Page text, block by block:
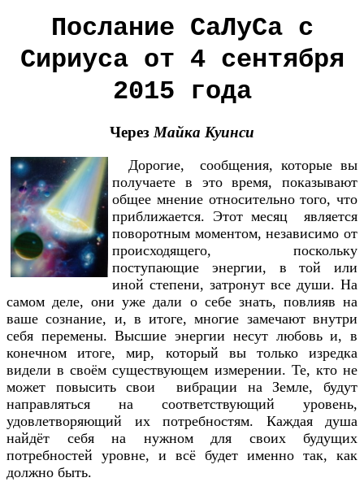
Послание СаЛуСа с
Сириуса от 4 сентября
2015 года
ЧерезМайка Куинси
Дорогие, сообщения, которые вы
получаете в это время, показывают
общее мнение относительно того, что
приближается. Этот месяц является
поворотным моментом, независимо от
происходящего, поскольку
поступающие энергии, в той или
иной степени, затронут все души. На
самом деле, они уже дали о себе знать, повлияв на
ваше сознание, и, в итоге, многие замечают внутри
себя перемены. Высшие энергии несут любовь и, в
конечном итоге, мир, который вы только изредка
видели в своём существующем измерении. Те, кто не
может повысить свои вибрации на Земле, будут
направляться на соответствующий уровень,
удовлетворяющий их потребностям. Каждая душа
найдёт себя на нужном для своих будущих
потребностей уровне, и всё будет именно так, как
должно быть.